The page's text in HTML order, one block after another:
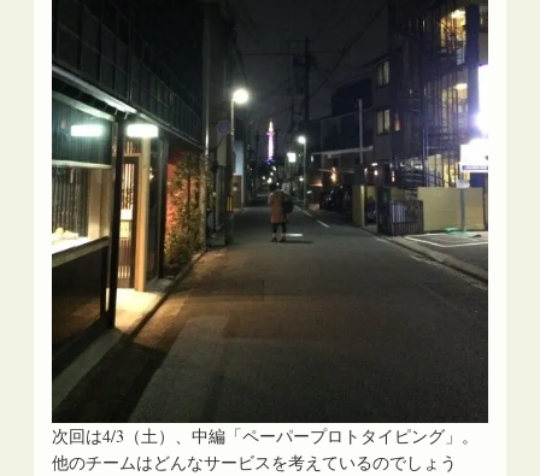
次回は4/3（土）、中編「ペーパープロトタイピング」。
他のチームはどんなサービスを考えているのでしょう